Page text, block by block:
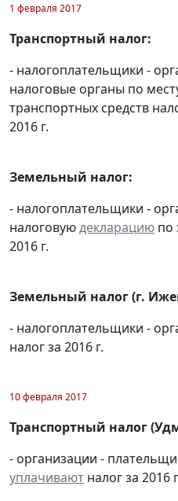
1 февраля 2017
Транспортный налог:
- налогоплательщики -
налоговые органы по
транспортных средств
2016 г.
Земельный налог:
- налогоплательщики -
налоговуюдекларацию по
2016 г.
Земельный налог (г.
- налогоплательщики -
налог за 2016 г.
10 февраля 2017
Транспортный налог
- организации -
уплачивают налог за 2016